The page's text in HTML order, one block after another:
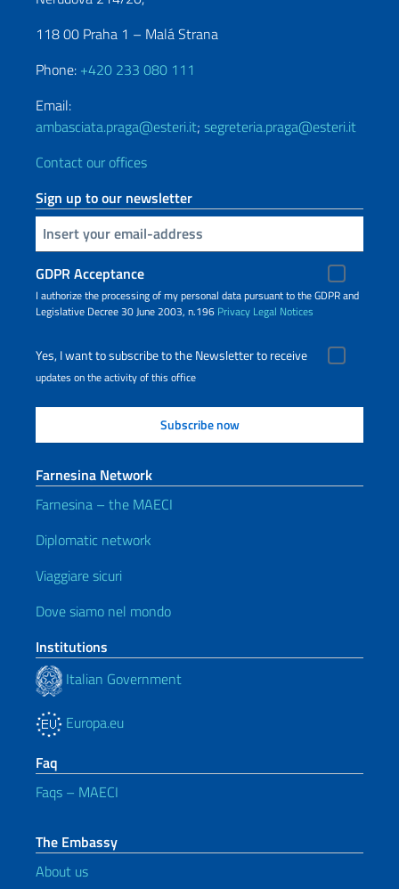
118 00 Praha 1 – Malá Strana
Phone: +420 233 080 111
Email:
ambasciata.praga@esteri.it; segreteria.praga@esteri.it
Contact our offices
Sign up to our newsletter
Insert your email
GDPR Acceptance
I authorize the processing of my personal data pursuant to the GDPR and
Legislative Decree 30 June 2003, n.196 Privacy Legal Notices
Yes, I want to subscribe to the Newsletter to receive
updates on the activity of this office
Farnesina Network
Farnesina – the MAECI
Diplomatic network
Viaggiare sicuri
Dove siamo nel mondo
Institutions
Italian Government
Europa.eu
Faq
Faqs – MAECI
The Embassy
About us